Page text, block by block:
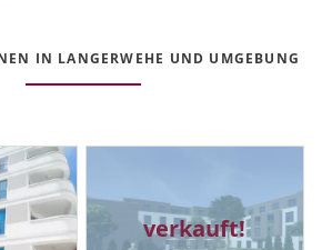
IN LANGERWEHE UND UMGEBUNG
verkauft!